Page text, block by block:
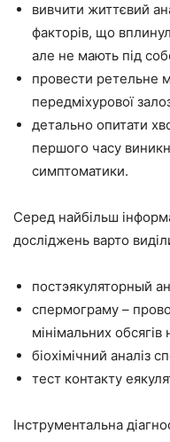
вивчити життєвий
факторів, що
але не мають під
провести ретельне
передміхурової
детально опитати
першого часу
симптоматики.
Серед найбільш
досліджень варто
постэякуляторный
спермограму –
мінімальних обсягів
біохімічний аналіз
тест контакту
Інструментальна